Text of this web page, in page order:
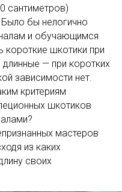
сантиметров)
бы нелогично
и обучающимся
короткие шкотики при
— при коротких
зависимости нет.
критериям
шкотиков
мастеров
из каких
своих